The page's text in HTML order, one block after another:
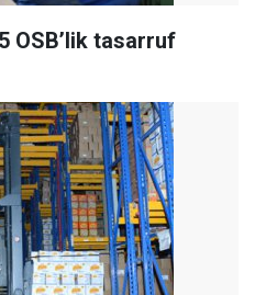
OSB’lik tasarruf